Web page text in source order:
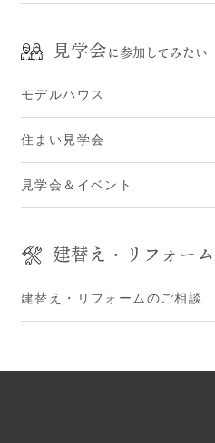
見学会に参加してみたい
モデルハウス
住まい見学会
見学会＆イベント
建替え・リフォーム
建替え・リフォームのご相談